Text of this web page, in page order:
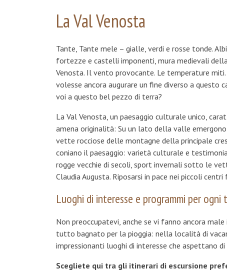
La Val Venosta
Tante, Tante mele – gialle, verdi e rosse tonde.
fortezze e castelli imponenti, mura medievali
Venosta. Il vento provocante. Le temperature
volesse ancora augurare un fine diverso a
voi a questo bel pezzo di terra?
La Val Venosta, un paesaggio culturale unico,
amena originalità: Su un lato della valle
vette rocciose delle montagne della principale
coniano il paesaggio: varietà culturale e
rogge vecchie di secoli, sport invernali sotto le
Claudia Augusta. Riposarsi in pace nei piccoli
Luoghi di interesse e programmi per ogni
Non preoccupatevi, anche se vi fanno ancora
tutto bagnato per la pioggia: nella località di
impressionanti luoghi di interesse che aspettano di
Scegliete qui tra gli itinerari di escursione